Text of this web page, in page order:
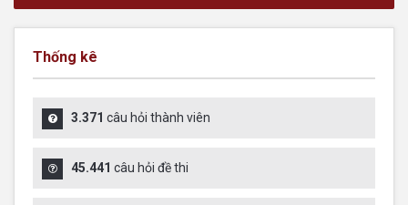
Thống kê
3.371 câu hỏi thành viên
45.441 câu hỏi đề thi